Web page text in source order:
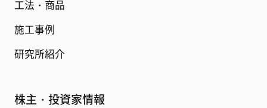
工法・商品
施工事例
研究所紹介
株主・投資家情報